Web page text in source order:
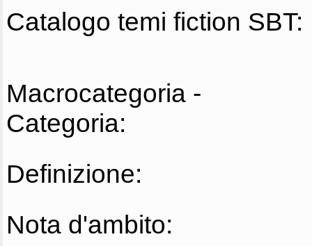
Catalogo temi fiction SBT:
Macrocategoria -
Categoria:
Definizione:
Nota d'ambito: